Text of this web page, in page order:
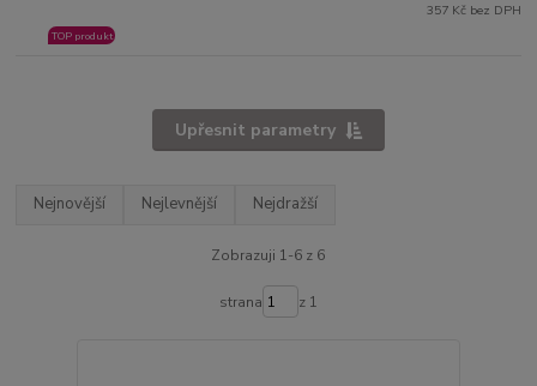
TOP produkt
357 Kč bez DPH
Upřesnit parametry
Nejnovější Nejlevnější Nejdražší
Zobrazuji 1-6 z 6
strana z 1